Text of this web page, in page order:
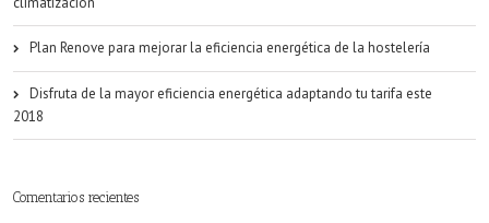
Plan Renove para mejorar la eficiencia energética de la hostelería
Disfruta de la mayor eficiencia energética adaptando tu tarifa este
2018
Comentarios recientes